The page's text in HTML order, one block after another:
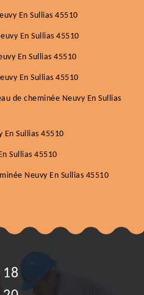
En Sullias 45510
En Sullias 45510
En Sullias 45510
En Sullias 45510
de cheminée Neuvy En Sullias
En Sullias 45510
Sullias 45510
Neuvy En Sullias 45510
18